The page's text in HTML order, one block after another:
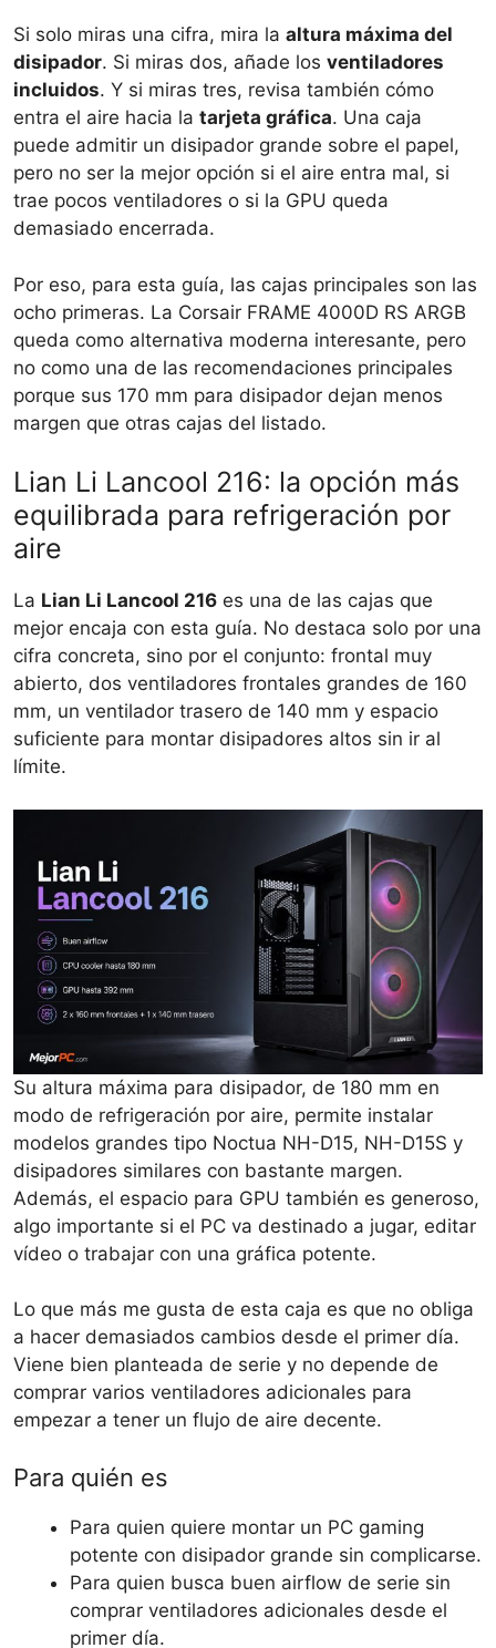
Si solo miras una cifra, mira la altura máxima del
disipador. Si miras dos, añade los ventiladores
incluidos. Y si miras tres, revisa también cómo
entra el aire hacia la tarjeta gráfica. Una caja
puede admitir un disipador grande sobre el papel,
pero no ser la mejor opción si el aire entra mal, si
trae pocos ventiladores o si la GPU queda
demasiado encerrada.
Por eso, para esta guía, las cajas principales son las
ocho primeras. La Corsair FRAME 4000D RS ARGB
queda como alternativa moderna interesante, pero
no como una de las recomendaciones principales
porque sus 170 mm para disipador dejan menos
margen que otras cajas del listado.
Lian Li Lancool 216: la opción más
equilibrada para refrigeración por
aire
La Lian Li Lancool 216 es una de las cajas que
mejor encaja con esta guía. No destaca solo por una
cifra concreta, sino por el conjunto: frontal muy
abierto, dos ventiladores frontales grandes de 160
mm, un ventilador trasero de 140 mm y espacio
suficiente para montar disipadores altos sin ir al
límite.
Su altura máxima para disipador, de 180 mm en
modo de refrigeración por aire, permite instalar
modelos grandes tipo Noctua NH-D15, NH-D15S y
disipadores similares con bastante margen.
Además, el espacio para GPU también es generoso,
algo importante si el PC va destinado a jugar, editar
vídeo o trabajar con una gráfica potente.
Lo que más me gusta de esta caja es que no obliga
a hacer demasiados cambios desde el primer día.
Viene bien planteada de serie y no depende de
comprar varios ventiladores adicionales para
empezar a tener un flujo de aire decente.
Para quién es
Para quien quiere montar un PC gaming
potente con disipador grande sin complicarse.
Para quien busca buen airflow de serie sin
comprar ventiladores adicionales desde el
primer día.